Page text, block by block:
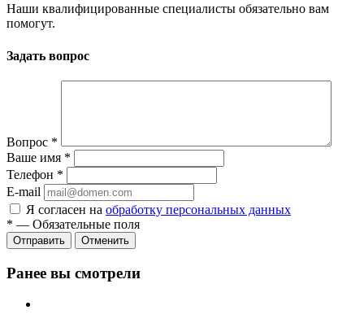
Наши квалифицированные специалисты обязательно вам
помогут.
Задать вопрос
Вопрос *
Ваше имя *
Телефон *
E-mail
Я согласен на обработку персональных данных
* — Обязательные поля
Отменить
Ранее вы смотрели